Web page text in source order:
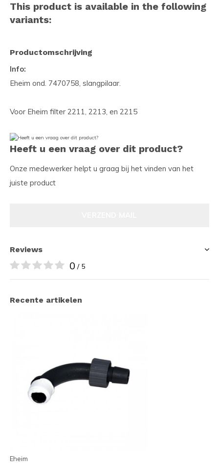
This product is available in the following
variants:
Productomschrijving
Info:
Eheim ond. 7470758, slangpilaar.
Voor Eheim filter 2211, 2213, en 2215
Heeft u een vraag over dit product?
Onze medewerker helpt u graag bij het vinden van het
juiste product
Reviews
0 / 5
Recente artikelen
Eheim